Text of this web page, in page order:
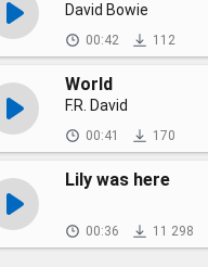
David Bowie
00:42 112
World
F.R. David
00:41 170
Lily was here
00:36 11 298